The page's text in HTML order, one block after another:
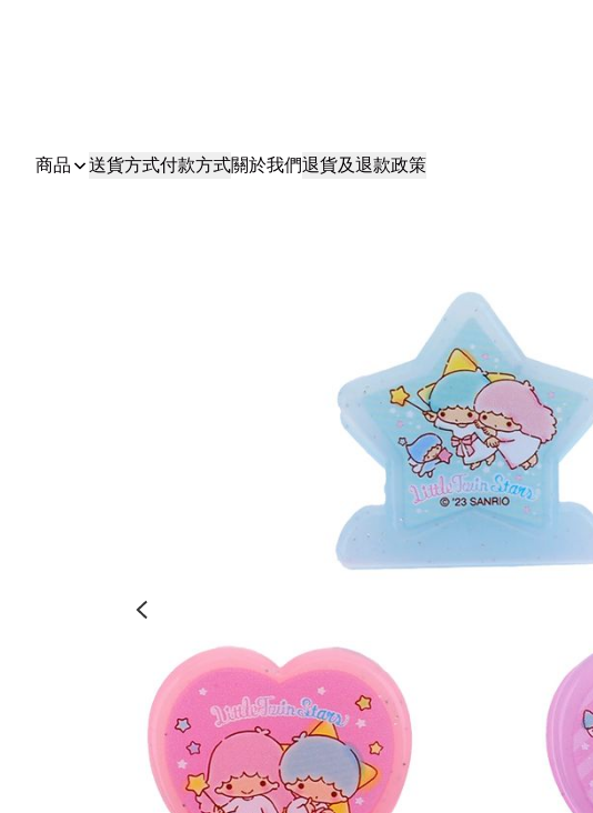
商品 送貨方式付款方式關於我們退貨及退款政策